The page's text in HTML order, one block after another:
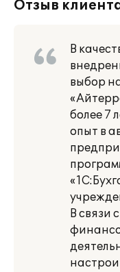
Отзыв
В
выбор
более 7
опыт в
В связи